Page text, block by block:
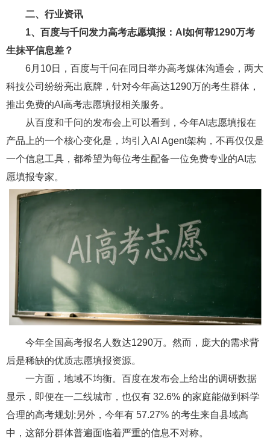
二、行业资讯
1、 百度与千问发力高考志愿填报：AI如何帮1290万考
生抹平信息差？
6月10日，百度与千问在同日举办高考媒体沟通会，两大
科技公司纷纷亮出底牌，针对今年高达1290万的考生群体，
推出免费的AI高考志愿填报相关服务。
从百度和千问的发布会上可以看到，今年AI志愿填报在
产品上的一个核心变化是，均引入AI Agent架构，不再仅仅是
一个信息工具，都希望为每位考生配备一位免费专业的AI志
愿填报专家。
今年全国高考报名人数达1290万。然而，庞大的需求背
后是稀缺的优质志愿填报资源。
一方面，地域不均衡。百度在发布会上给出的调研数据
显示，即便在一二线城市，也仅有 32.6% 的家庭能做到科学
合理的高考规划;另外，今年有 57.27% 的考生来自县域高
中，这部分群体普遍面临着严重的信息不对称。